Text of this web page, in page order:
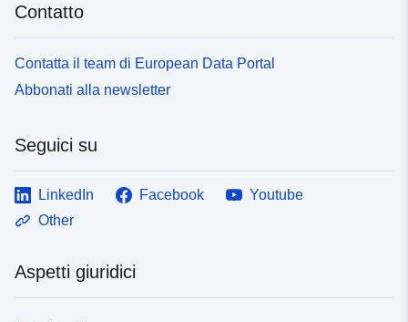
Contatto
Contatta il team di European Data Portal
Abbonati alla newsletter
Seguici su
LinkedIn Facebook
Youtube
Other
Aspetti giuridici